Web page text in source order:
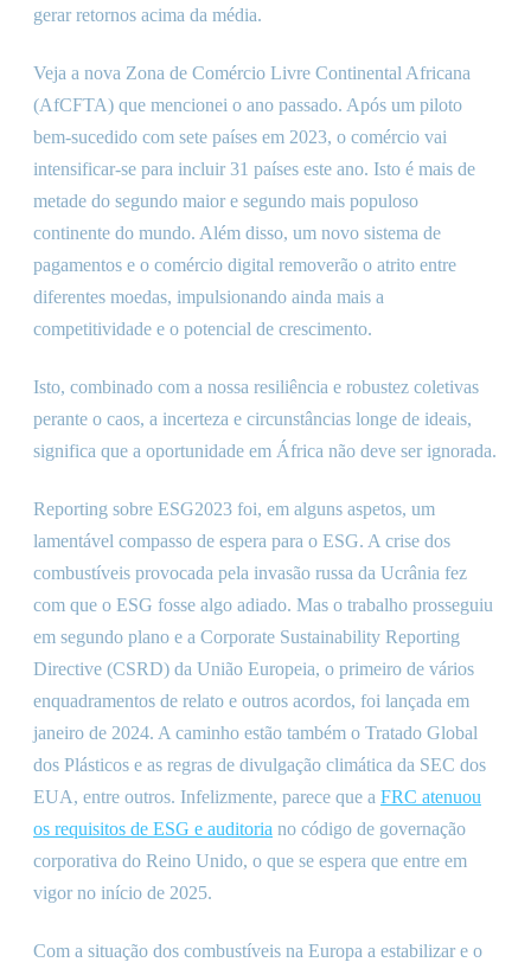
gerar retornos acima da média.
Veja a nova Zona de Comércio Livre Continental Africana
(AfCFTA) que mencionei o ano passado. Após um piloto
bem-sucedido com sete países em 2023, o comércio vai
intensificar-se para incluir 31 países este ano. Isto é mais de
metade do segundo maior e segundo mais populoso
continente do mundo. Além disso, um novo sistema de
pagamentos e o comércio digital removerão o atrito entre
diferentes moedas, impulsionando ainda mais a
competitividade e o potencial de crescimento.
Isto, combinado com a nossa resiliência e robustez coletivas
perante o caos, a incerteza e circunstâncias longe de ideais,
significa que a oportunidade em África não deve ser ignorada.
Reporting sobre ESG2023 foi, em alguns aspetos, um
lamentável compasso de espera para o ESG. A crise dos
combustíveis provocada pela invasão russa da Ucrânia fez
com que o ESG fosse algo adiado. Mas o trabalho prosseguiu
em segundo plano e a Corporate Sustainability Reporting
Directive (CSRD) da União Europeia, o primeiro de vários
enquadramentos de relato e outros acordos, foi lançada em
janeiro de 2024. A caminho estão também o Tratado Global
dos Plásticos e as regras de divulgação climática da SEC dos
EUA, entre outros. Infelizmente, parece que a FRC atenuou
os requisitos de ESG e auditoria no código de governação
corporativa do Reino Unido, o que se espera que entre em
vigor no início de 2025.
Com a situação dos combustíveis na Europa a estabilizar e o